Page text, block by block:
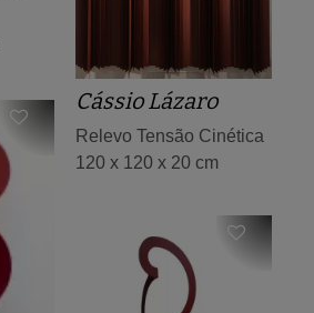
Cássio Lázaro
Relevo Tensão Cinética
120 x 120 x 20 cm